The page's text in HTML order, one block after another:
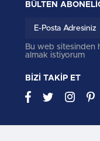
BÜLTEN
Bu web sitesinden
almak istiyorum
BİZİ TAKİP ET